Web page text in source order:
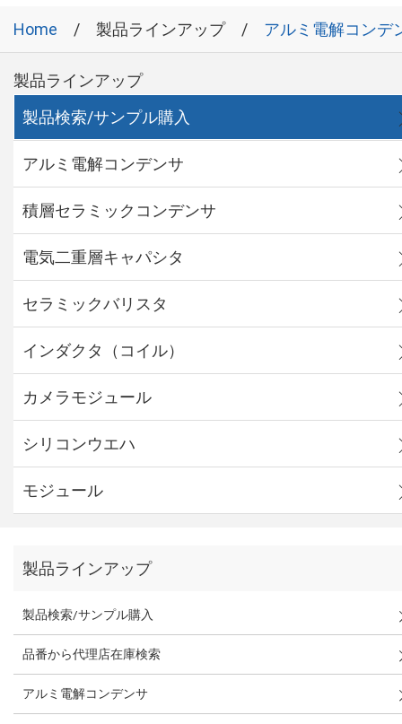
Home 製品ラインアップ アルミ電解コンデ
製品ラインアップ
製品検索/サンプル購入
アルミ電解コンデンサ
積層セラミックコンデンサ
電気二重層キャパシタ
セラミックバリスタ
インダクタ（コイル）
カメラモジュール
シリコンウエハ
モジュール
製品ラインアップ
製品検索/サンプル購入
品番から代理店在庫検索
アルミ電解コンデンサ